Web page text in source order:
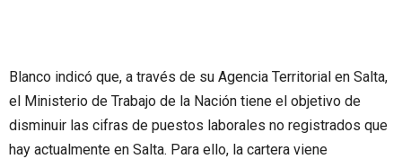
Blanco indicó que, a través de su Agencia Territorial en Salta,
el Ministerio de Trabajo de la Nación tiene el objetivo de
disminuir las cifras de puestos laborales no registrados que
hay actualmente en Salta. Para ello, la cartera viene